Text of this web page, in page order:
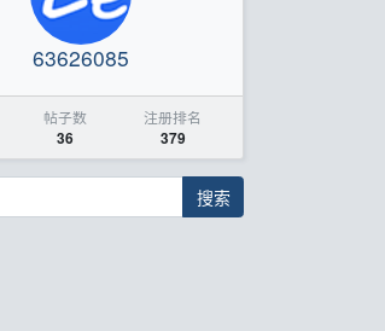
63626085
帖子数
36
注册排名
379
搜索